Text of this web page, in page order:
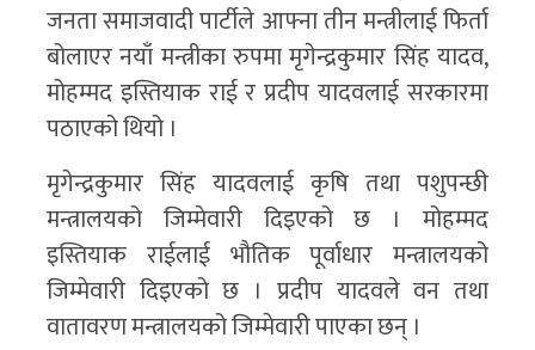
जनता समाजवादी पार्टीले आफ्ना तीन मन्त्रीलाई फिर्ता
बोलाएर नयाँ मन्त्रीका रुपमा मृगेन्द्रकुमार सिंह यादव,
मोहम्मद इस्तियाक राई र प्रदीप यादवलाई सरकारमा
पठाएको थियो ।
मृगेन्द्रकुमार सिंह यादवलाई कृषि तथा पशुपन्छी
मन्त्रालयको जिम्मेवारी दिइएको छ । मोहम्मद
इस्तियाक राईलाई भौतिक पूर्वाधार मन्त्रालयको
जिम्मेवारी दिइएको छ । प्रदीप यादवले वन तथा
वातावरण मन्त्रालयको जिम्मेवारी पाएका छन् ।